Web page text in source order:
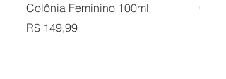
Colônia Feminino 100ml
Preço
R$ 149,99